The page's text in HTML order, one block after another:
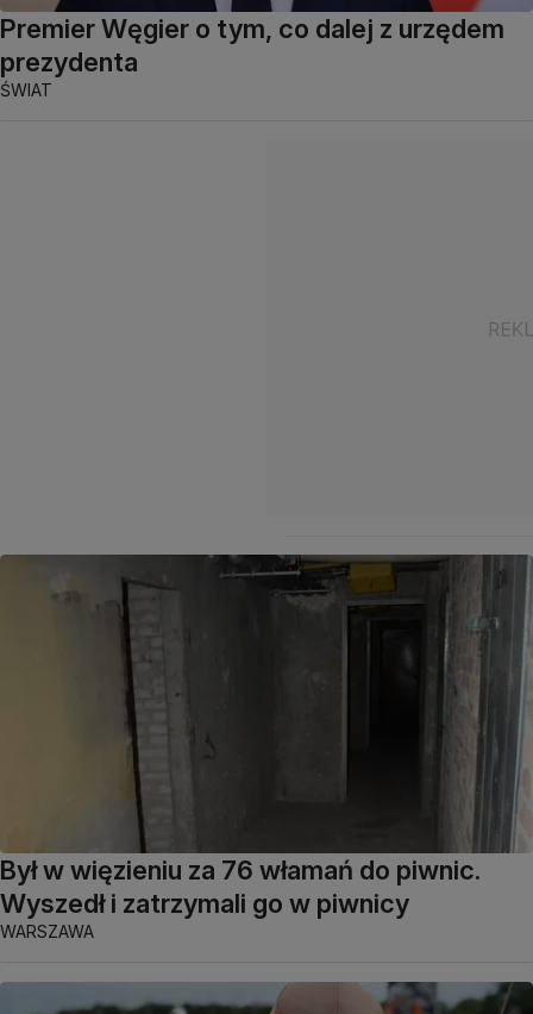
Premier Węgier o tym, co dalej z urzędem
prezydenta
ŚWIAT
Był w więzieniu za 76 włamań do piwnic.
Wyszedł i zatrzymali go w piwnicy
WARSZAWA